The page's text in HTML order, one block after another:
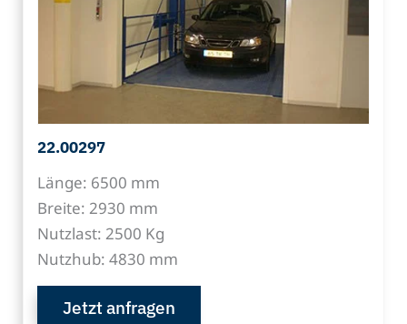
22.00297
Länge: 6500 mm
Breite: 2930 mm
Nutzlast: 2500 Kg
Nutzhub: 4830 mm
Jetzt anfragen